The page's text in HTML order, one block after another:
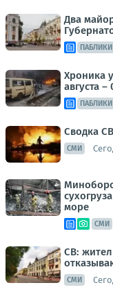
Два
ПАБЛИКИ
Хроника
августа –
ПАБЛИКИ
Сводка
СМИ
море
СМИ
СВ:
СМИ